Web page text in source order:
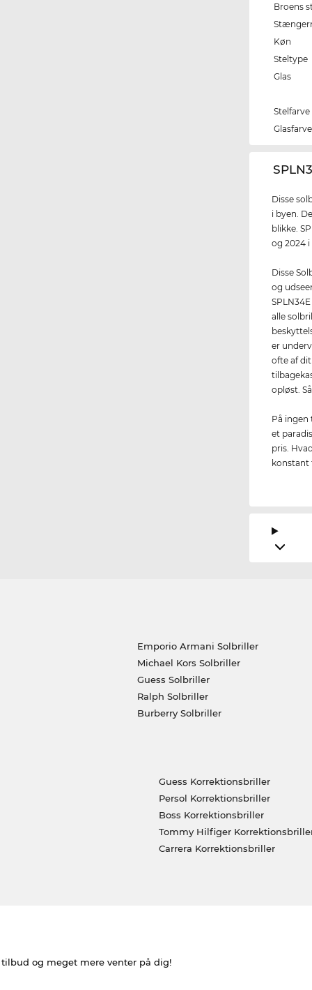
Broens
Køn
Steltype
Glas
Stelfarve
Glasfarve
Disse
i byen.
blikke.
og 2024
Disse
og
alle
er
ofte af
opløst.
På ingen
et
pris.
konstant
Emporio Armani Solbriller
Michael Kors Solbriller
Guess Solbriller
Ralph Solbriller
Burberry Solbriller
Guess Korrektionsbriller
Persol Korrektionsbriller
Boss Korrektionsbriller
Tommy Hilfiger
Carrera Korrektionsbriller
og meget mere venter på dig!